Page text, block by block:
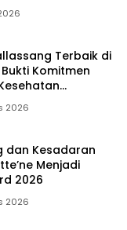
Terbaik di
Komitmen
2026
dan Kesadaran
Menjadi
2026
2026